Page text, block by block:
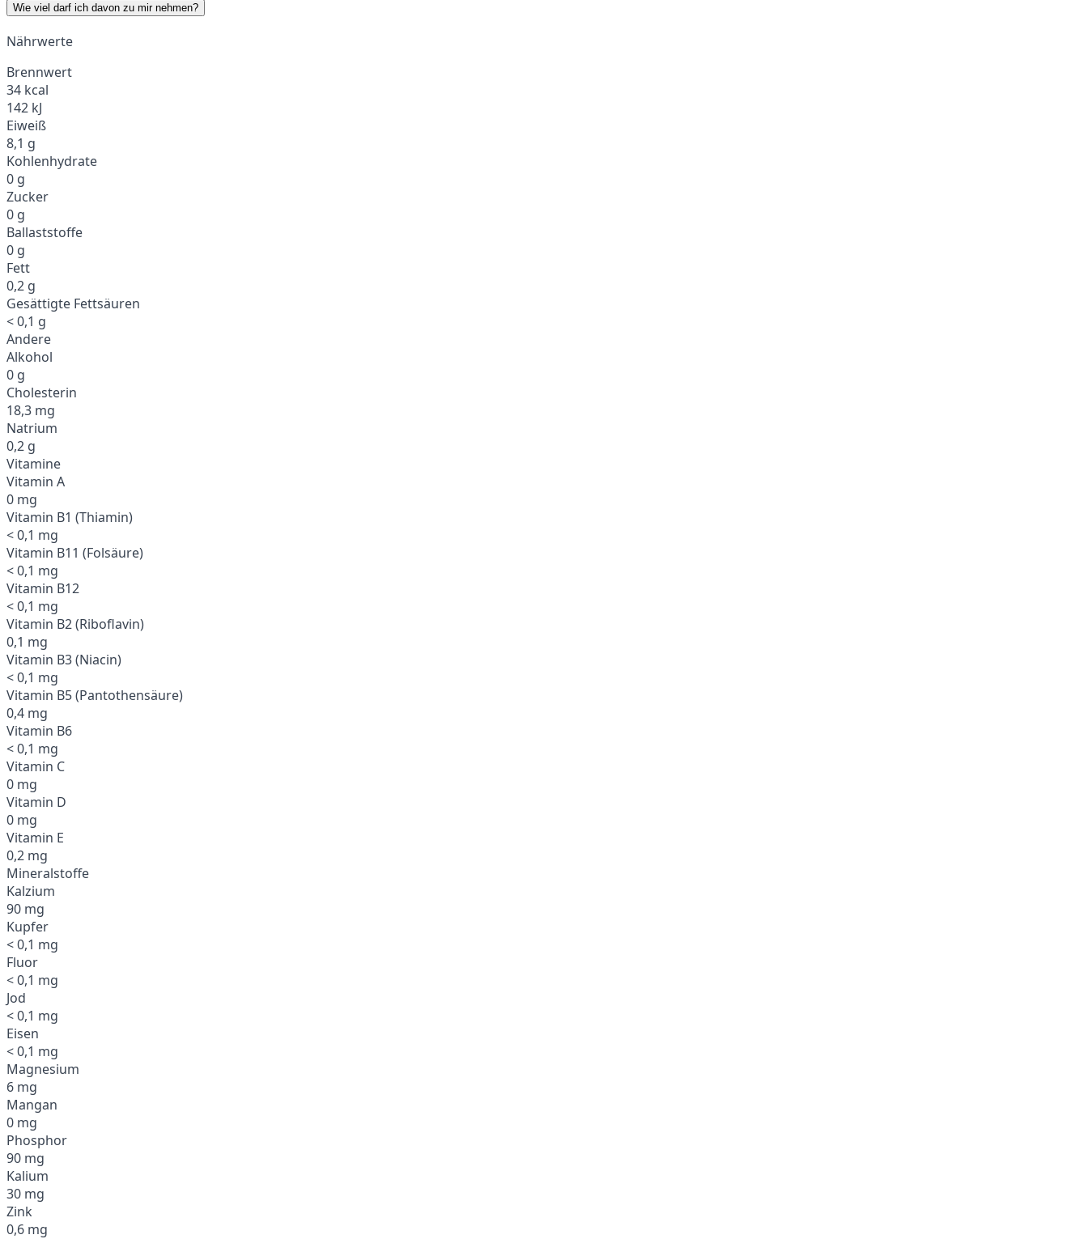
Wie viel darf ich davon zu mir nehmen?
Nährwerte
Brennwert
34 kcal
142 kJ
Eiweiß
8,1 g
Kohlenhydrate
0 g
Zucker
0 g
Ballaststoffe
0 g
Fett
0,2 g
Gesättigte Fettsäuren
< 0,1 g
Andere
Alkohol
0 g
Cholesterin
18,3 mg
Natrium
0,2 g
Vitamine
Vitamin A
0 mg
Vitamin B1 (Thiamin)
< 0,1 mg
Vitamin B11 (Folsäure)
< 0,1 mg
Vitamin B12
< 0,1 mg
Vitamin B2 (Riboflavin)
0,1 mg
Vitamin B3 (Niacin)
< 0,1 mg
Vitamin B5 (Pantothensäure)
0,4 mg
Vitamin B6
< 0,1 mg
Vitamin C
0 mg
Vitamin D
0 mg
Vitamin E
0,2 mg
Mineralstoffe
Kalzium
90 mg
Kupfer
< 0,1 mg
Fluor
< 0,1 mg
Jod
< 0,1 mg
Eisen
< 0,1 mg
Magnesium
6 mg
Mangan
0 mg
Phosphor
90 mg
Kalium
30 mg
Zink
0,6 mg